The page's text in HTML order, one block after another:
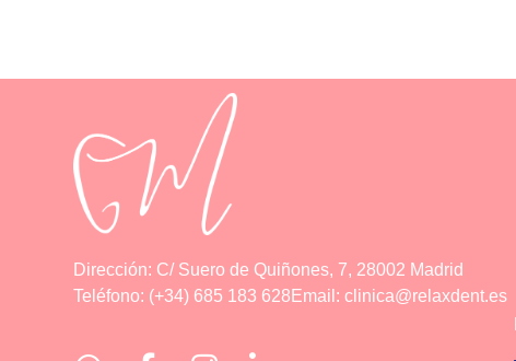
Dirección: C/ Suero de Quiñones, 7, 28002 Madrid
Teléfono: (+34) 685 183 628 Email: clinica@relaxdent.es